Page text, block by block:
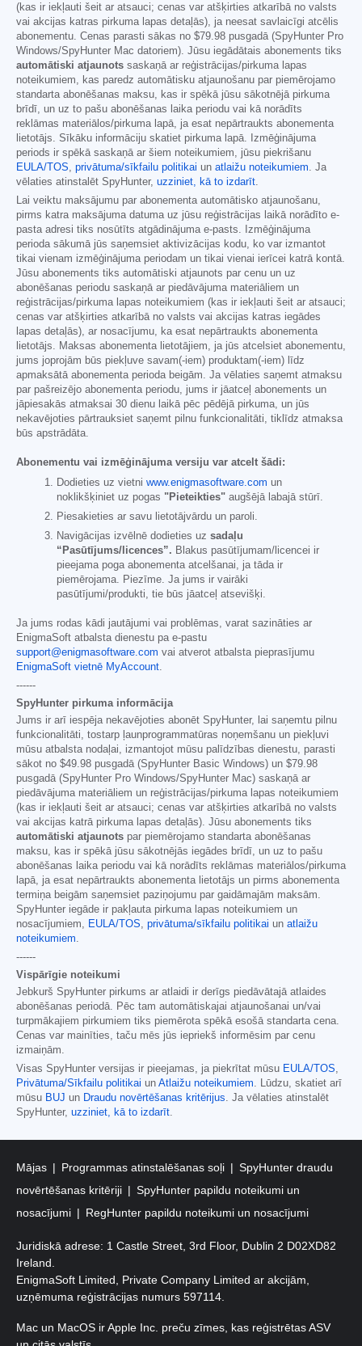
(kas ir iekļauti šeit ar atsauci; cenas var atšķirties atkarībā no valsts
vai akcijas katras pirkuma lapas detaļās), ja neesat savlaicīgi atcēlis
abonementu. Cenas parasti sākas no $79.98 pusgadā (SpyHunter Pro
Windows/SpyHunter Mac datoriem). Jūsu iegādātais abonements tiks
automātiski atjaunots saskaņā ar reģistrācijas/pirkuma lapas
noteikumiem, kas paredz automātisku atjaunošanu par piemērojamo
standarta abonēšanas maksu, kas ir spēkā jūsu sākotnējā pirkuma
brīdī, un uz to pašu abonēšanas laika periodu vai kā norādīts
reklāmas materiālos/pirkuma lapā, ja esat nepārtraukts abonementa
lietotājs. Sīkāku informāciju skatiet pirkuma lapā. Izmēģinājuma
periods ir spēkā saskaņā ar šiem noteikumiem, jūsu piekrišanu
EULA/TOS, privātuma/sīkfailu politikai un atlaižu noteikumiem. Ja
vēlaties atinstalēt SpyHunter, uzziniet, kā to izdarīt.
Lai veiktu maksājumu par abonementa automātisko atjaunošanu,
pirms katra maksājuma datuma uz jūsu reģistrācijas laikā norādīto e-
pasta adresi tiks nosūtīts atgādinājuma e-pasts. Izmēģinājuma
perioda sākumā jūs saņemsiet aktivizācijas kodu, ko var izmantot
tikai vienam izmēģinājuma periodam un tikai vienai ierīcei katrā kontā.
Jūsu abonements tiks automātiski atjaunots par cenu un uz
abonēšanas periodu saskaņā ar piedāvājuma materiāliem un
reģistrācijas/pirkuma lapas noteikumiem (kas ir iekļauti šeit ar atsauci;
cenas var atšķirties atkarībā no valsts vai akcijas katras iegādes
lapas detaļās), ar nosacījumu, ka esat nepārtraukts abonementa
lietotājs. Maksas abonementa lietotājiem, ja jūs atcelsiet abonementu,
jums joprojām būs piekļuve savam(-iem) produktam(-iem) līdz
apmaksātā abonementa perioda beigām. Ja vēlaties saņemt atmaksu
par pašreizējo abonementa periodu, jums ir jāatceļ abonements un
jāpiesakās atmaksai 30 dienu laikā pēc pēdējā pirkuma, un jūs
nekavējoties pārtrauksiet saņemt pilnu funkcionalitāti, tiklīdz atmaksa
būs apstrādāta.
Abonementu vai izmēģinājuma versiju var atcelt šādi:
Dodieties uz vietni www.enigmasoftware.com un
noklikšķiniet uz pogas "Pieteikties" augšējā labajā stūrī.
Piesakieties ar savu lietotājvārdu un paroli.
Navigācijas izvēlnē dodieties uz sadaļu
“Pasūtījums/licences”. Blakus pasūtījumam/licencei ir
pieejama poga abonementa atcelšanai, ja tāda ir
piemērojama. Piezīme. Ja jums ir vairāki
pasūtījumi/produkti, tie būs jāatceļ atsevišķi.
Ja jums rodas kādi jautājumi vai problēmas, varat sazināties ar
EnigmaSoft atbalsta dienestu pa e-pastu
support@enigmasoftware.com vai atverot atbalsta pieprasījumu
EnigmaSoft vietnē MyAccount.
------
SpyHunter pirkuma informācija
Jums ir arī iespēja nekavējoties abonēt SpyHunter, lai saņemtu pilnu
funkcionalitāti, tostarp ļaunprogrammatūras noņemšanu un piekļuvi
mūsu atbalsta nodaļai, izmantojot mūsu palīdzības dienestu, parasti
sākot no $49.98 pusgadā (SpyHunter Basic Windows) un $79.98
pusgadā (SpyHunter Pro Windows/SpyHunter Mac) saskaņā ar
piedāvājuma materiāliem un reģistrācijas/pirkuma lapas noteikumiem
(kas ir iekļauti šeit ar atsauci; cenas var atšķirties atkarībā no valsts
vai akcijas katrā pirkuma lapas detaļās). Jūsu abonements tiks
automātiski atjaunots par piemērojamo standarta abonēšanas
maksu, kas ir spēkā jūsu sākotnējās iegādes brīdī, un uz to pašu
abonēšanas laika periodu vai kā norādīts reklāmas materiālos/pirkuma
lapā, ja esat nepārtraukts abonementa lietotājs un pirms abonementa
termiņa beigām saņemsiet paziņojumu par gaidāmajām maksām.
SpyHunter iegāde ir pakļauta pirkuma lapas noteikumiem un
nosacījumiem, EULA/TOS, privātuma/sīkfailu politikai un atlaižu
noteikumiem.
------
Vispārīgie noteikumi
Jebkurš SpyHunter pirkums ar atlaidi ir derīgs piedāvātajā atlaides
abonēšanas periodā. Pēc tam automātiskajai atjaunošanai un/vai
turpmākajiem pirkumiem tiks piemērota spēkā esošā standarta cena.
Cenas var mainīties, taču mēs jūs iepriekš informēsim par cenu
izmaiņām.
Visas SpyHunter versijas ir pieejamas, ja piekrītat mūsu EULA/TOS,
Privātuma/Sīkfailu politikai un Atlaižu noteikumiem. Lūdzu, skatiet arī
mūsu BUJ un Draudu novērtēšanas kritērijus. Ja vēlaties atinstalēt
SpyHunter, uzziniet, kā to izdarīt.
Mājas Programmas atinstalēšanas soļi
SpyHunter draudu
novērtēšanas kritēriji
SpyHunter papildu noteikumi un
nosacījumi
RegHunter papildu noteikumi un nosacījumi
Juridiskā adrese: 1 Castle Street, 3rd Floor, Dublin 2 D02XD82
Ireland.
EnigmaSoft Limited, Private Company Limited ar akcijām,
uzņēmuma reģistrācijas numurs 597114.
Mac un MacOS ir Apple Inc. preču zīmes, kas reģistrētas ASV